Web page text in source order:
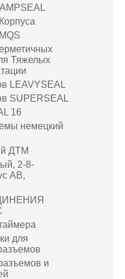
Тяжелых
LEAVYSEAL
SUPERSEAL
16
немецкий
ДТМ
2-8-
AB,
для
и